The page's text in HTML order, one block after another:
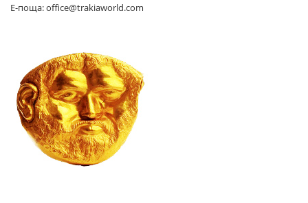
Е-поща: office@trakiaworld.com